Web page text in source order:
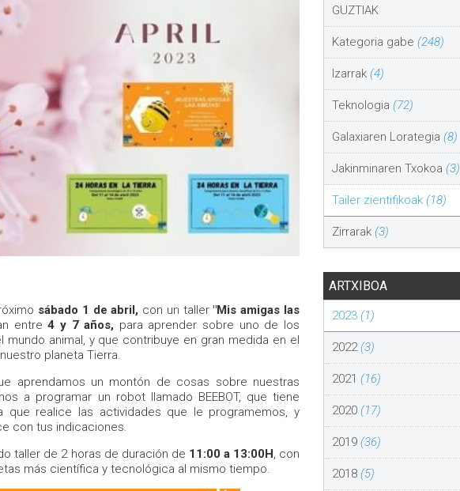
sábado 1 de abril, con un taller"Mis amigas las
entre 4 y 7 años, para aprender sobre uno de los
mundo animal, y que contribuye en gran medida en el
planeta Tierra.
aprendamos un montón de cosas sobre nuestras
a programar un robot llamado BEEBOT, que tiene
que realice las actividades que le programemos, y
con tus indicaciones.
taller de 2 horas de duración de 11:00 a 13:00H , con
más científica y tecnológica al mismo tiempo.
GUZTIAK
Kategoria gabe (248)
Izarrak (4)
Teknologia (72)
Galaxiaren Lorategia (8)
Jakinminaren Txokoa (3)
Tailer zientifikoak (18)
Zirrarak (3)
ARTXIBOA
2023 (1)
2022(3)
2021 (16)
2020 (17)
2019 (36)
2018 (5)